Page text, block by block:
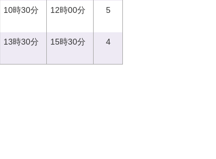
10時30分 12時00分 5
13時30分 15時30分 4